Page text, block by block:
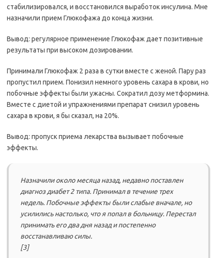
стабилизировался, и восстановился выработок инсулина. Мне
назначили прием Глюкофажа до конца жизни.
Вывод: регулярное применение Глюкофаж дает позитивные
результаты при высоком дозировании.
Принимали Глюкофаж 2 раза в сутки вместе с женой. Пару раз
пропустил прием. Понизил немного уровень сахара в крови, но
побочные эффекты были ужасны. Сократил дозу метформина.
Вместе с диетой и упражнениями препарат снизил уровень
сахара в крови, я бы сказал, на 20%.
Вывод: пропуск приема лекарства вызывает побочные
эффекты.
Назначили около месяца назад, недавно поставлен
диагноз диабет 2 типа. Принимал в течение трех
недель. Побочные эффекты были слабые вначале, но
усилились настолько, что я попал в больницу. Перестал
принимать его два дня назад и постепенно
восстанавливаю силы.
[3]